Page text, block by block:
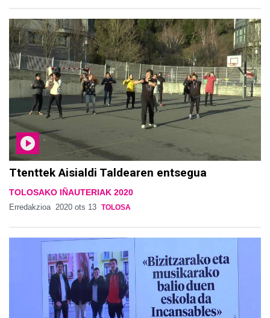
Ttenttek Aisialdi Taldearen entsegua
TOLOSAKO IÑAUTERIAK 2020
Erredakzioa 2020 ots 13 TOLOSA